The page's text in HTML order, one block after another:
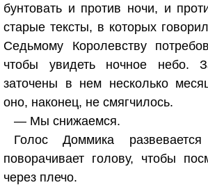
бунтовать и против ночи, и
старые тексты, в которых
Седьмому Королевству
чтобы увидеть ночное небо.
заточены в нем несколько
оно, наконец, не смягчилось.
— Мы снижаемся.
Голос Доммика
поворачивает голову, чтобы
через плечо.